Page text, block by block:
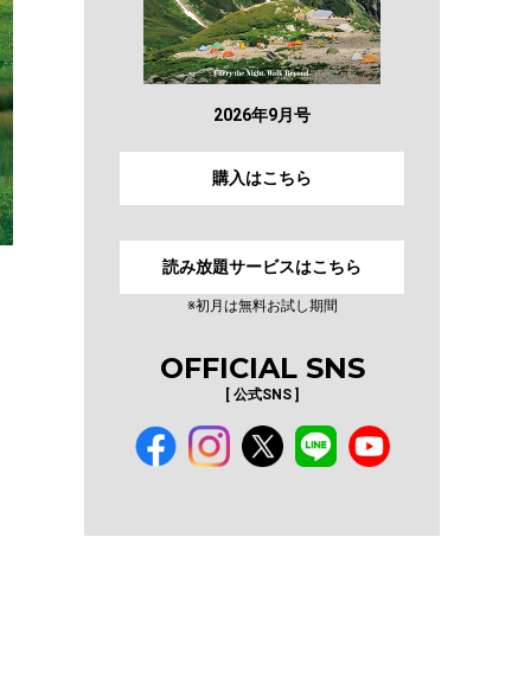
2026年9月号
購入はこちら
読み放題サービスはこちら
※初月は無料お試し期間
OFFICIAL SNS
[ 公式SNS ]